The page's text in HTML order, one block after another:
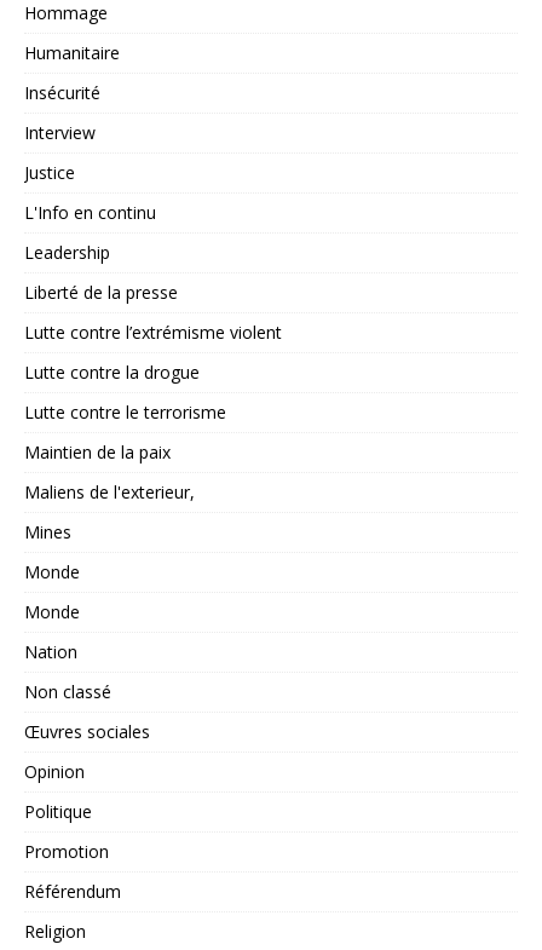
Hommage
Humanitaire
Insécurité
Interview
Justice
L'Info en continu
Leadership
Liberté de la presse
Lutte contre l’extrémisme violent
Lutte contre la drogue
Lutte contre le terrorisme
Maintien de la paix
Maliens de l'exterieur,
Mines
Monde
Monde
Nation
Non classé
Œuvres sociales
Opinion
Politique
Promotion
Référendum
Religion